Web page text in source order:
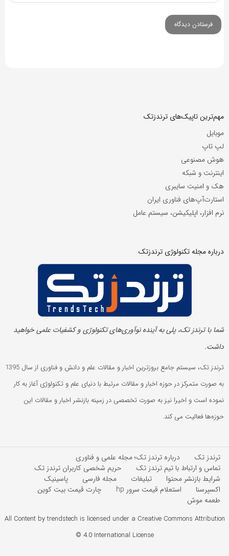
مهم‌ترین تاپیک‌های ترندزتک
موبایل
لپ تاپ
هوش مصنوعی
اینترنت و شبکه
هک و امنیت سایبری
استارت‌آپ‌های فناوری ایران
نرم افزار، اپلیکیشن، سیستم عامل
درباره مجله تکنولوژی ترندزتک
شما با ترندز تک، پلی به آینده‌ نوآوری‌های تکنولوژی و کشفیات علمی خواهید
داشت.
ترندز تک، سیستم جامع بروزترین اخبار و مقالات علم و دانش و فناوری از سال 1395
به صورت متمرکز در حوزه اخبار و مقالات مرتبط با دنیای علم و تکنولوژی آغاز به کار
نموده است و اخیرا نیز به صورت تخصصی در زمینه بازنشر اخبار و مقالات این
حوزه‌ها فعالیت می کند.
ترندز تک
درباره ترندز تک؛ مجله علمی و فناوری
تماس و ارتباط با تیم ترندز تک
حریم شخصی کاربران ترندز تک
شرایط بازنشر محتوا
تبلیغات مجله فارسی
پاسینیک
اکسپرسنا
استعلام قیمت سرور hp
چارت قیمت بیت کوین
طعمه موش
All Content by trendstech is licensed under a Creative Commons Attribution
4.0 International License ©️